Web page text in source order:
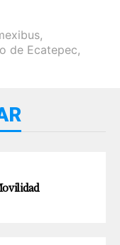
,
de Ecatepec,